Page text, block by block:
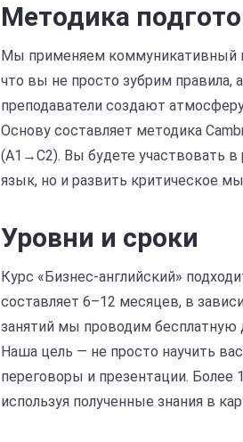
Методика
Мы применяем коммуникативный
что вы не просто зубрим правила,
преподаватели создают
Основу составляет методика
(A1→C2). Вы будете участвовать в
язык, но и развить критическое
Уровни и сроки
Курс «Бизнес-английский»
составляет 6–12 месяцев, в
занятий мы проводим бесплатную
Наша цель — не просто научить
переговоры и презентации. Более
используя полученные знания в